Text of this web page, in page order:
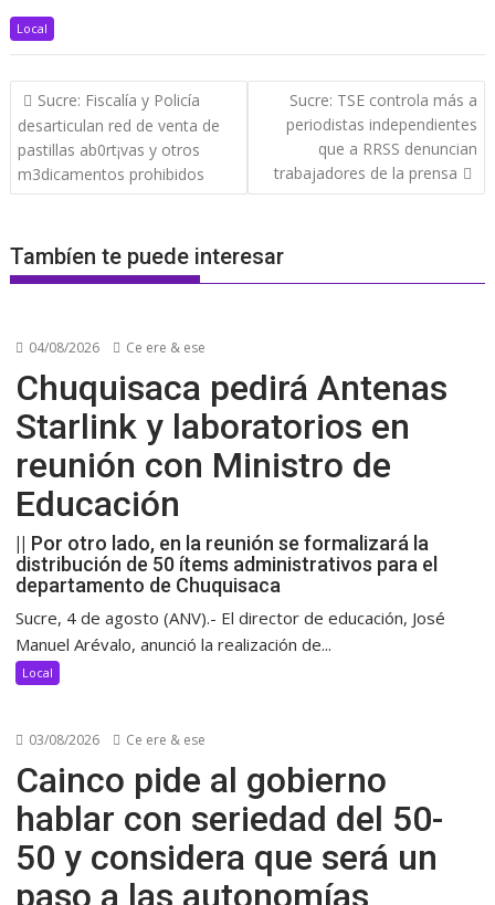
Local
Navegación
de
entradas
Sucre: Fiscalía y Policía
desarticulan red de venta de
pastillas ab0rt¡vas y otros
m3dicamentos prohibidos
Sucre: TSE controla más a
periodistas independientes
que a RRSS denuncian
trabajadores de la prensa
Tambíen te puede interesar
04/08/2026 Ce ere & ese
Chuquisaca pedirá Antenas
Starlink y laboratorios en
reunión con Ministro de
Educación
|| Por otro lado, en la reunión se formalizará la
distribución de 50 ítems administrativos para el
departamento de Chuquisaca
Sucre, 4 de agosto (ANV).- El director de educación, José
Manuel Arévalo, anunció la realización de...
Local
03/08/2026 Ce ere & ese
Cainco pide al gobierno
hablar con seriedad del 50-
50 y considera que será un
paso a las autonomías